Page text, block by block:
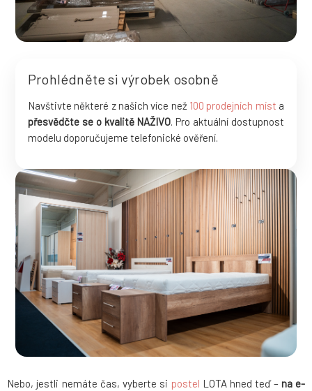
Prohlédněte si výrobek osobně
Navštivte některé z našich více než 100 prodejních míst a
přesvědčte se o kvalitě NAŽIVO. Pro aktuální dostupnost
modelu doporučujeme telefonické ověření.
Nebo, jestli nemáte čas, vyberte si postel LOTA hned teď – na e-